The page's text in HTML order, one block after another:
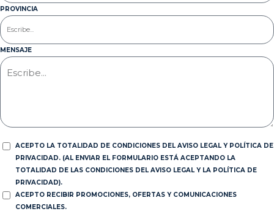
PROVINCIA
MENSAJE
ACEPTO LA TOTALIDAD DE CONDICIONES DEL AVISO LEGAL Y POLÍTICA DE
PRIVACIDAD. (AL ENVIAR EL FORMULARIO ESTÁ ACEPTANDO LA
TOTALIDAD DE LAS CONDICIONES DEL AVISO LEGAL Y LA POLÍTICA DE
PRIVACIDAD).
ACEPTO RECIBIR PROMOCIONES, OFERTAS Y COMUNICACIONES
COMERCIALES.